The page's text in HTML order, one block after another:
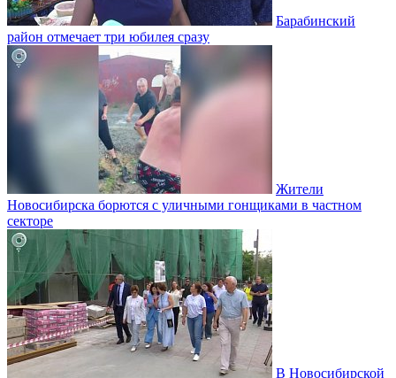
Барабинский
район отмечает три юбилея сразу
Жители
Новосибирска борются с уличными гонщиками в частном
секторе
В Новосибирской